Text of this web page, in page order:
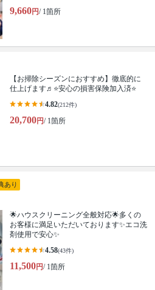
9,660円/ 1箇所
【お掃除シーズンにおすすめ】徹底的に
仕上げます♬⭐️安心の損害保険加入済⭐️
4.82(212件)
20,700円/ 1箇所
あり
🌟ハウスクリーニング全般対応🌟多くの
お客様に満足いただいております✨エコ洗
剤使用で安心✨
4.58(43件)
11,500円/ 1箇所